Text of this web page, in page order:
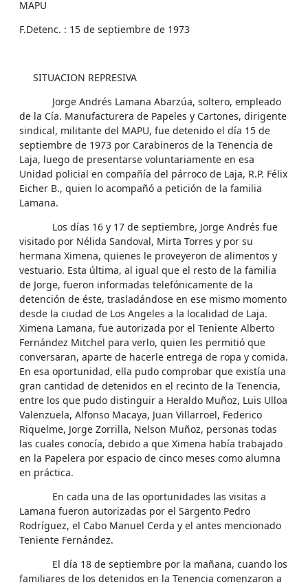
MAPU
F.Detenc. : 15 de septiembre de 1973
SITUACION REPRESIVA
Jorge Andrés Lamana Abarzúa, soltero, empleado
de la Cía. Manufacturera de Papeles y Cartones, dirigente
sindical, militante del MAPU, fue detenido el día 15 de
septiembre de 1973 por Carabineros de la Tenencia de
Laja, luego de presentarse voluntariamente en esa
Unidad policial en compañía del párroco de Laja, R.P. Félix
Eicher B., quien lo acompañó a petición de la familia
Lamana.
Los días 16 y 17 de septiembre, Jorge Andrés fue
visitado por Nélida Sandoval, Mirta Torres y por su
hermana Ximena, quienes le proveyeron de alimentos y
vestuario. Esta última, al igual que el resto de la familia
de Jorge, fueron informadas telefónicamente de la
detención de éste, trasladándose en ese mismo momento
desde la ciudad de Los Angeles a la localidad de Laja.
Ximena Lamana, fue autorizada por el Teniente Alberto
Fernández Mitchel para verlo, quien les permitió que
conversaran, aparte de hacerle entrega de ropa y comida.
En esa oportunidad, ella pudo comprobar que existía una
gran cantidad de detenidos en el recinto de la Tenencia,
entre los que pudo distinguir a Heraldo Muñoz, Luis Ulloa
Valenzuela, Alfonso Macaya, Juan Villarroel, Federico
Riquelme, Jorge Zorrilla, Nelson Muñoz, personas todas
las cuales conocía, debido a que Ximena había trabajado
en la Papelera por espacio de cinco meses como alumna
en práctica.
En cada una de las oportunidades las visitas a
Lamana fueron autorizadas por el Sargento Pedro
Rodríguez, el Cabo Manuel Cerda y el antes mencionado
Teniente Fernández.
El día 18 de septiembre por la mañana, cuando los
familiares de los detenidos en la Tenencia comenzaron a